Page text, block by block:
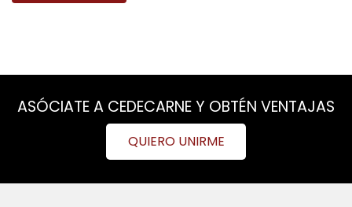
ASÓCIATE A CEDECARNE Y OBTÉN VENTAJAS
QUIERO UNIRME